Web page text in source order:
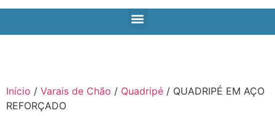
Início / Varais de Chão / Quadripé / QUADRIPÉ EM AÇO
REFORÇADO